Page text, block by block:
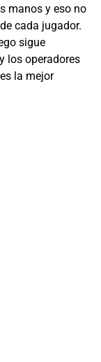
manos y eso no
cada jugador.
sigue
los operadores
la mejor